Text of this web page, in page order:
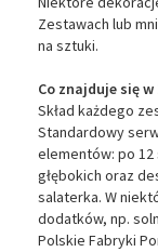
Zestawach lub
na sztuki.
Co znajduje się
Skład każdego
Standardowy
elementów: po
głębokich oraz
salaterka. W
dodatków, np.
Polskie Fabryki